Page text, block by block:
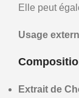
Elle peut
Usage
Extrait de